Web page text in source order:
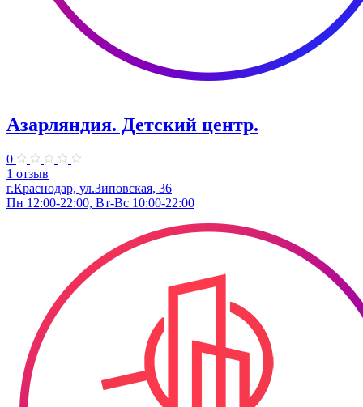
Азарляндия. ​Детский центр.
0
1 отзыв
г.Краснодар, ул.Зиповская, 36
Пн 12:00-22:00, Вт-Вс 10:00-22:00